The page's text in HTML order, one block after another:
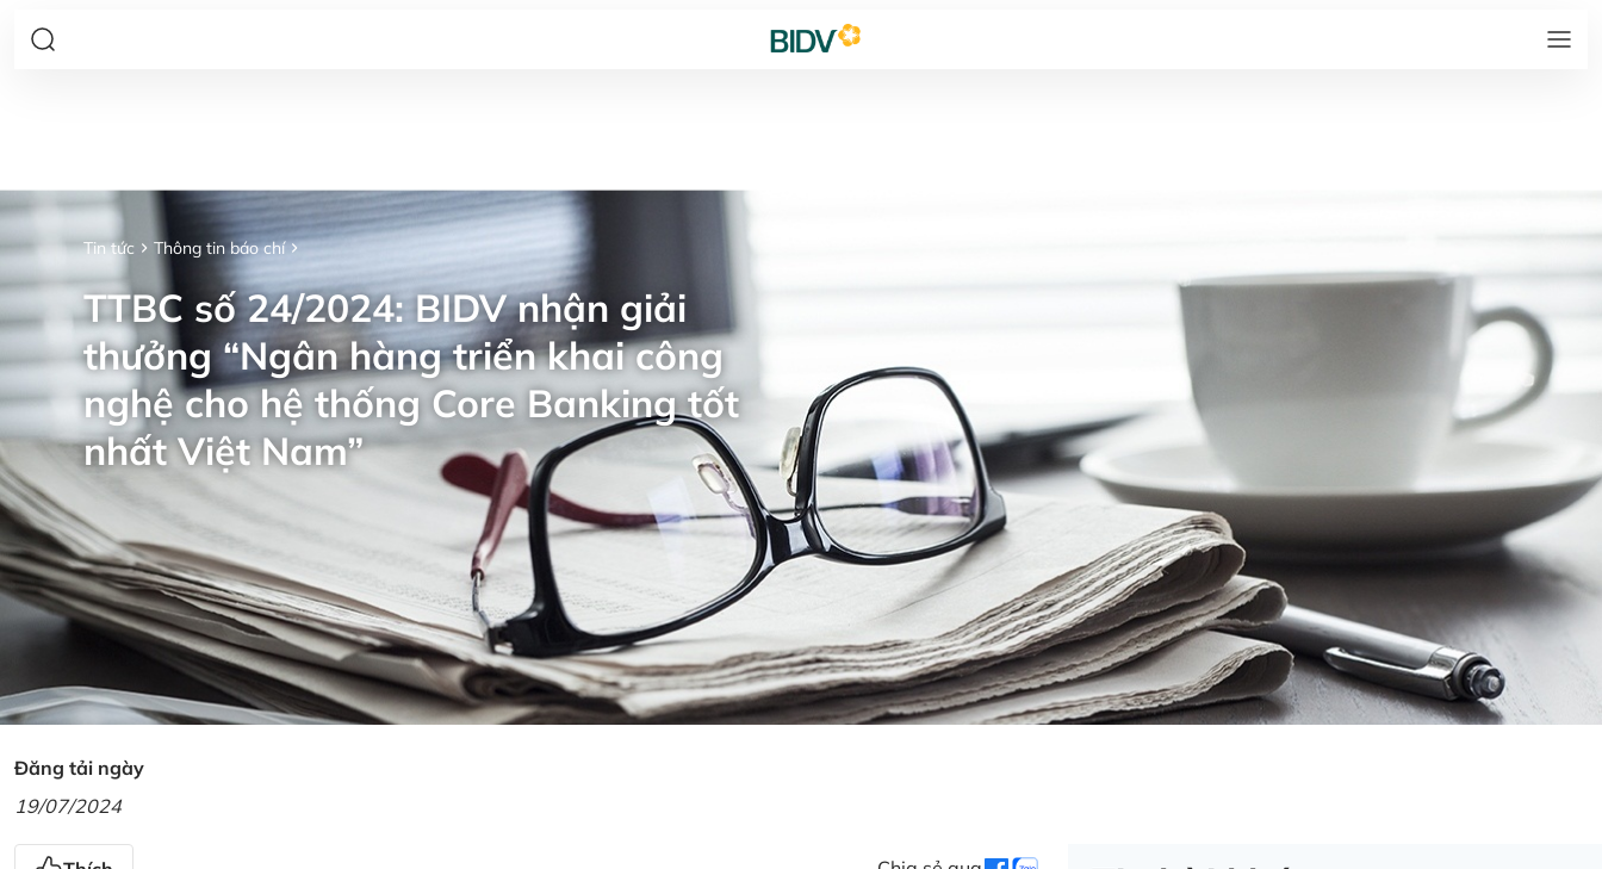
Tin tức Thông tin báo chí
TTBC số 24/2024: BIDV nhận giải
thưởng “Ngân hàng triển khai công
nghệ cho hệ thống Core Banking tốt
nhất Việt Nam”
Đăng tải ngày
19/07/2024